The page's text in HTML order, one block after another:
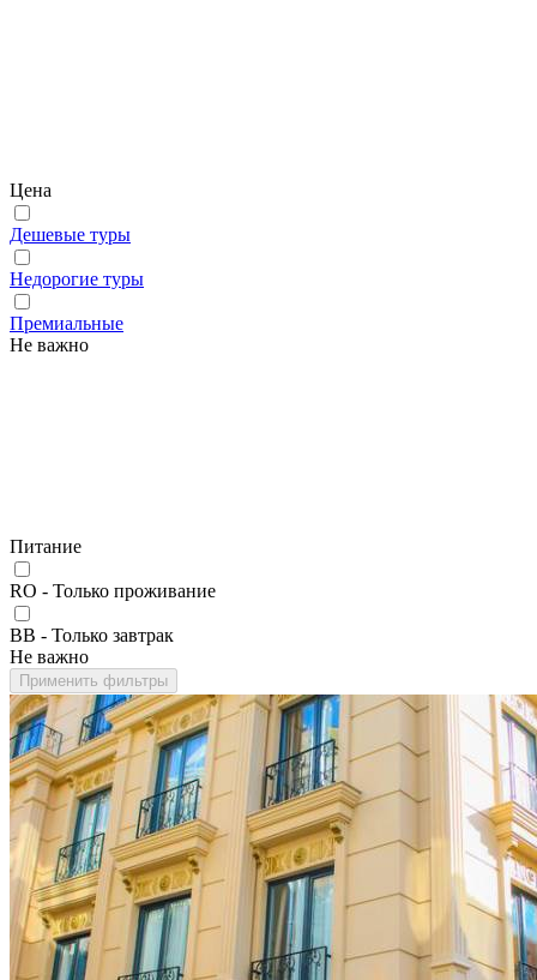
Цена
Дешевые туры
Недорогие туры
Премиальные
Не важно
Питание
RO - Только проживание
BB - Только завтрак
Не важно
Применить фильтры